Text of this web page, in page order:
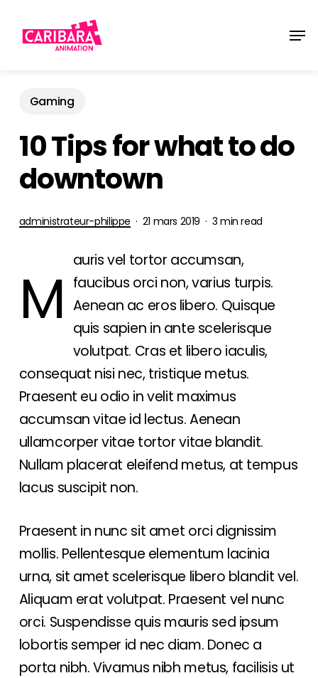
Gaming
10 Tips for what to do
downtown
administrateur-philippe 21 mars 2019 3 min read
M
auris vel tortor accumsan,
faucibus orci non, varius turpis.
Aenean ac eros libero. Quisque
quis sapien in ante scelerisque
volutpat. Cras et libero iaculis,
consequat nisi nec, tristique metus.
Praesent eu odio in velit maximus
accumsan vitae id lectus. Aenean
ullamcorper vitae tortor vitae blandit.
Nullam placerat eleifend metus, at tempus
lacus suscipit non.
Praesent in nunc sit amet orci dignissim
mollis. Pellentesque elementum lacinia
urna, sit amet scelerisque libero blandit vel.
Aliquam erat volutpat. Praesent vel nunc
orci. Suspendisse quis mauris sed ipsum
lobortis semper id nec diam. Donec a
porta nibh. Vivamus nibh metus, facilisis ut